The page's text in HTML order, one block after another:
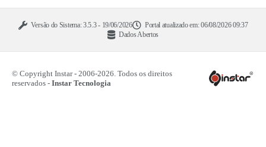
Versão do Sistema:3.5.3 - 19/06/2026 Portal atualizado em:06/08/2026 09:37
Dados Abertos
© Copyright Instar - 2006-2026. Todos os direitos
reservados - Instar Tecnologia